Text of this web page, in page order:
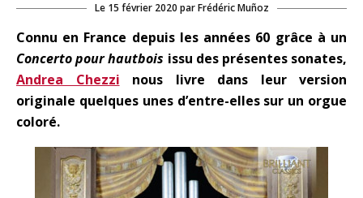
Le 15 février 2020 par Frédéric Muñoz
Connu en France depuis les années 60 grâce à un
Concerto pour hautbois issu des présentes sonates,
Andrea Chezzi nous livre dans leur version
originale quelques unes d’entre-elles sur un orgue
coloré.